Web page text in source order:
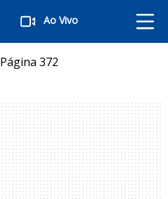
Ao Vivo
Página 372